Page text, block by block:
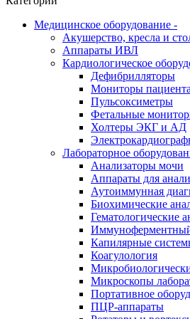
Медицинское оборудование -
Акушерство, кресла и
Аппараты ИВЛ
Кардиологическое
Дефибрилляторы
Мониторы
Пульсоксиметры
Фетальные
Холтеры ЭКГ и АД
Лабораторное
Анализаторы мочи
Аппараты для
Аутоиммунная
Биохимические
Гематологические
Капилярные
Коагулология
Микроскопы
Портативное
ПЦР-аппараты